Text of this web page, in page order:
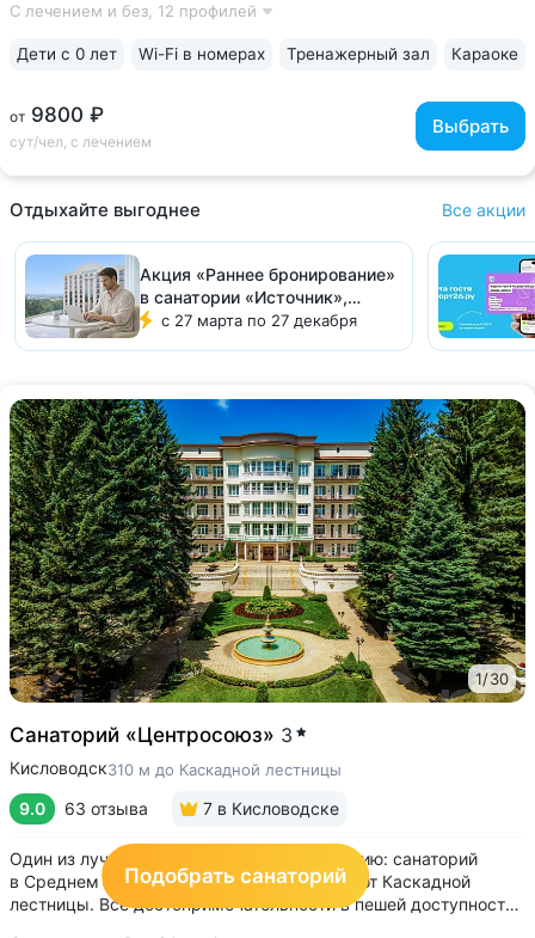
Историческое задание, дача графа Шереметьева, сохранило
С лечением и без, 12 профилей
от 9800 ₽
сут/чел, с лечением
Выбрать
Дети с 0 лет Wi-Fi в номерах Тренажерный зал Караоке
Отдыхайте выгоднее Все акции
Акция «Раннее бронирование»
в санатории «Источник»,
Ессентуки
с 27 марта по 27 декабря
1/30
Санаторий «Центросоюз» 3
Кисловодск310 м до Каскадной лестницы
9.0 63 отзыва 7 в Кисловодске
Один из лучших вариантов по расположению: санаторий
в Среднем Курортном парке, в 5 минутах от Каскадной
лестницы. Все достопримечательности в пешей доступности
Подобрать санаторий